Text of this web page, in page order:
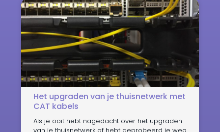
Het upgraden van je thuisnetwerk met
CAT kabels
Als je ooit hebt nagedacht over het upgraden